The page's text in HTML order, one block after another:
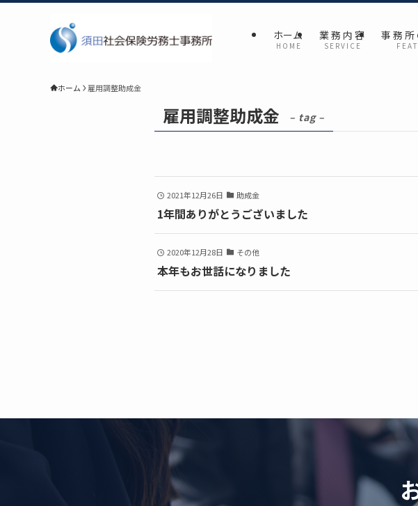
ホーム
H O M E
業 務 内 容
S E R V I C E
事 務 所
F E A
ホーム 雇用調整助成金
雇用調整助成金 – tag –
2021年12月26日 助成金
1年間ありがとうございました
2020年12月28日 その他
本年もお世話になりました